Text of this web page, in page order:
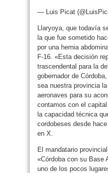
— Luis Picat
Llaryoya, que todavía
la que fue sometido
por una hernia
F-16. «Esta decisión
trascendental para la
gobernador de
sea nuestra provincia
aeronaves para su
contamos con el
la capacidad técnica
cordobeses desde
en X.
El mandatario
«Córdoba con su Base
uno de los pocos